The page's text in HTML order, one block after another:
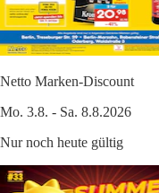
Netto Marken-Discount
Mo. 3.8. - Sa. 8.8.2026
Nur noch heute gültig